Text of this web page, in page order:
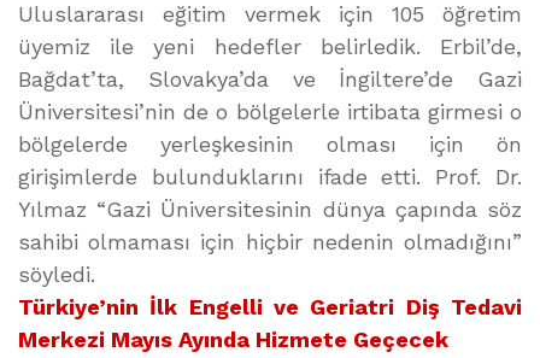
Uluslararası eğitim vermek için 105 öğretim
üyemiz ile yeni hedefler belirledik. Erbil’de,
Bağdat’ta, Slovakya’da ve İngiltere’de Gazi
Üniversitesi’nin de o bölgelerle irtibata girmesi o
bölgelerde yerleşkesinin olması için ön
girişimlerde bulunduklarını ifade etti. Prof. Dr.
Yılmaz “Gazi Üniversitesinin dünya çapında söz
sahibi olmaması için hiçbir nedenin olmadığını”
söyledi.
Türkiye’nin İlk Engelli ve Geriatri Diş Tedavi
Merkezi Mayıs Ayında Hizmete Geçecek